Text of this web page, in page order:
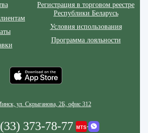
Регистрация в торговом реестре
Республики Беларусь
Условия использования
Программа лояльности
ул. Скрыганова, 2Б, офис 312
373-78-77